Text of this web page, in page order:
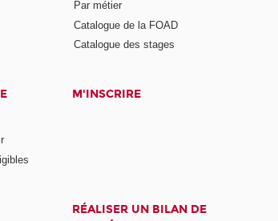
Par métier
Catalogue de la FOAD
Catalogue des stages
M'INSCRIRE
RÉALISER UN BILAN DE